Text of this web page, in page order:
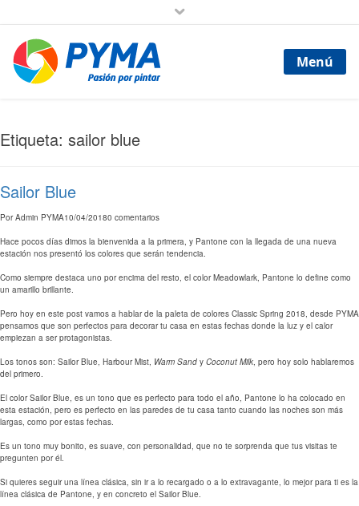
Menú
Etiqueta: sailor blue
Sailor Blue
PorAdmin PYMA10/04/20180 comentarios
Hace pocos días dimos la bienvenida a la primera, y Pantone con la llegada de una nueva
estación nos presentó los colores que serán tendencia.
Como siempre destaca uno por encima del resto, el color Meadowlark, Pantone lo define como
un amarillo brillante.
Pero hoy en este post vamos a hablar de la paleta de colores Classic Spring 2018, desde PYMA
pensamos que son perfectos para decorar tu casa en estas fechas donde la luz y el calor
empiezan a ser protagonistas.
Los tonos son: Sailor Blue, Harbour Mist, Warm Sand y Coconut Milk , pero hoy solo hablaremos
del primero.
El color Sailor Blue, es un tono que es perfecto para todo el año, Pantone lo ha colocado en
esta estación, pero es perfecto en las paredes de tu casa tanto cuando las noches son más
largas, como por estas fechas.
Es un tono muy bonito, es suave, con personalidad, que no te sorprenda que tus visitas te
pregunten por él.
Si quieres seguir una línea clásica, sin ir a lo recargado o a lo extravagante, lo mejor para ti es la
línea clásica de Pantone, y en concreto el Sailor Blue.